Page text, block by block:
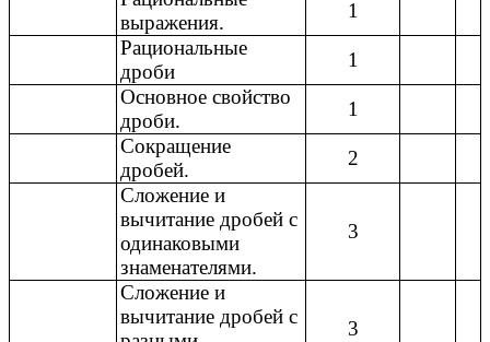
выражения.
1
Рациональные
дроби
1
Основное свойство
дроби.
1
Сокращение
дробей.
2
Сложение и
вычитание дробей с
одинаковыми
знаменателями.
3
Сложение и
вычитание дробей с
3